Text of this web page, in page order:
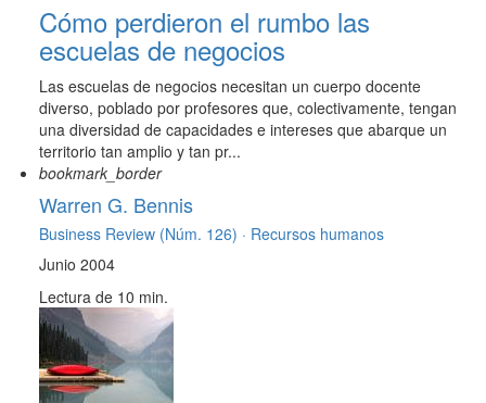
Cómo perdieron el rumbo las
escuelas de negocios
Las escuelas de negocios necesitan un cuerpo docente
diverso, poblado por profesores que, colectivamente, tengan
una diversidad de capacidades e intereses que abarque un
territorio tan amplio y tan pr...
bookmark_border
Warren G. Bennis
Business Review (Núm. 126) · Recursos humanos
Junio 2004
Lectura de 10 min.